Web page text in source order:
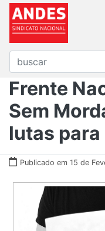
Frente
Sem
lutas para
Publicado em 15 de